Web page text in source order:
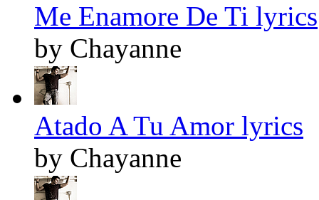
Me Enamore De Ti lyrics
by Chayanne
Atado A Tu Amor lyrics
by Chayanne